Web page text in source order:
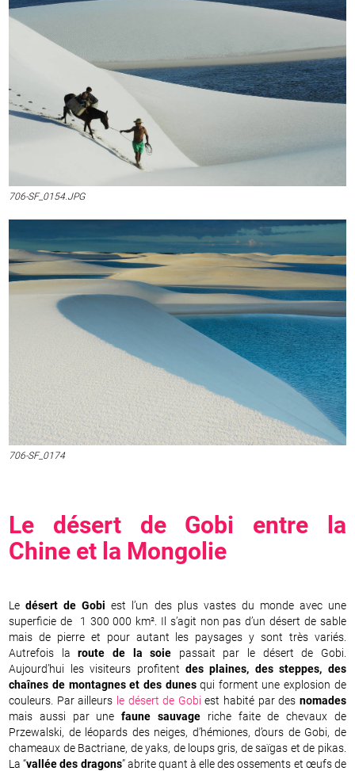
706-SF_0154.JPG
706-SF_0174
Le désert de Gobi entre la
Chine et la Mongolie
Ledésert de Gobi est l’un des plus vastes du monde avec une
superficie de 1 300 000 km². Il s’agit non pas d’un désert de sable
mais de pierre et pour autant les paysages y sont très variés.
Autrefois laroute de la soie passait par le désert de Gobi.
Aujourd’hui les visiteurs profitent des plaines, des steppes, des
chaînes de montagnes et des dunesqui forment une explosion de
couleurs. Par ailleurs le désert de Gobi est habité par des nomades
mais aussi par unefaune sauvage riche faite de chevaux de
Przewalski, de léopards des neiges, d’hémiones, d’ours de Gobi, de
chameaux de Bactriane, de yaks, de loups gris, de saïgas et de pikas.
La “vallée des dragons” abrite quant à elle des ossements et œufs de